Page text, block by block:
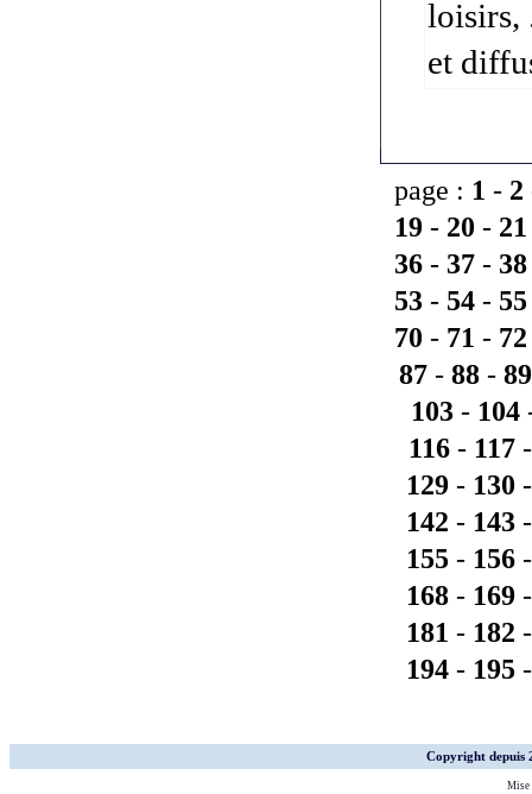
loisirs,
et
page : 1 - 2
19 - 20 - 21
36 - 37 - 38
53 - 54 - 55
70 - 71 - 72
87 - 88 - 89
103- 104
116 - 117
129 - 130
142 - 143
155 - 156
168 - 169
181 - 182
194 - 195
Copyright depuis
Mise